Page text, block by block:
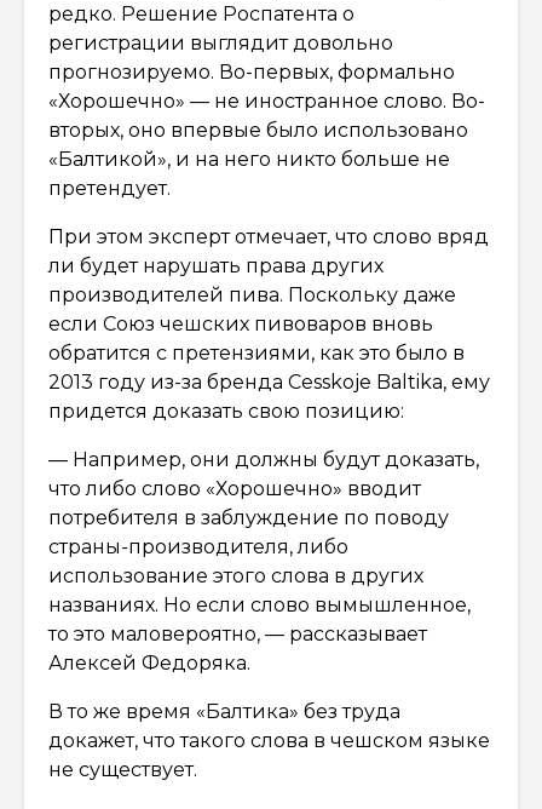
редко. Решение Роспатента о
регистрации выглядит довольно
прогнозируемо. Во-первых, формально
«Хорошечно» — не иностранное слово. Во-
вторых, оно впервые было использовано
«Балтикой», и на него никто больше не
претендует.
При этом эксперт отмечает, что слово вряд
ли будет нарушать права других
производителей пива. Поскольку даже
если Союз чешских пивоваров вновь
обратится с претензиями, как это было в
2013 году из-за бренда Cesskoje Baltika, ему
придется доказать свою позицию:
— Например, они должны будут доказать,
что либо слово «Хорошечно» вводит
потребителя в заблуждение по поводу
страны-производителя, либо
использование этого слова в других
названиях. Но если слово вымышленное,
то это маловероятно, — рассказывает
Алексей Федоряка.
В то же время «Балтика» без труда
докажет, что такого слова в чешском языке
не существует.